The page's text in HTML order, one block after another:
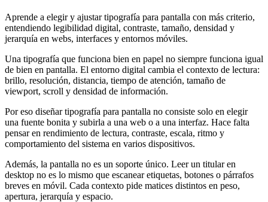
Aprende a elegir y ajustar tipografía para pantalla con más criterio,
entendiendo legibilidad digital, contraste, tamaño, densidad y
jerarquía en webs, interfaces y entornos móviles.
Una tipografía que funciona bien en papel no siempre funciona igual
de bien en pantalla. El entorno digital cambia el contexto de lectura:
brillo, resolución, distancia, tiempo de atención, tamaño de
viewport, scroll y densidad de información.
Por eso diseñar tipografía para pantalla no consiste solo en elegir
una fuente bonita y subirla a una web o a una interfaz. Hace falta
pensar en rendimiento de lectura, contraste, escala, ritmo y
comportamiento del sistema en varios dispositivos.
Además, la pantalla no es un soporte único. Leer un titular en
desktop no es lo mismo que escanear etiquetas, botones o párrafos
breves en móvil. Cada contexto pide matices distintos en peso,
apertura, jerarquía y espacio.